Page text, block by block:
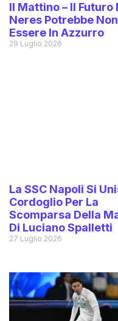
Il Mattino – Il Futuro
Neres Potrebbe Non
Essere In Azzurro
29 Luglio 2026
La SSC Napoli Si
Cordoglio Per La
Scomparsa Della
Di Luciano Spalletti
27 Luglio 2026